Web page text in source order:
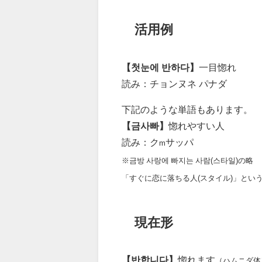
活用例
【첫눈에 반하다】 一目惚れ
読み：チョンヌネ パナダ
下記のような単語もあります。
【금사빠】惚れやすい人
読み：ク mサッパ
※금방 사랑에 빠지는 사람(스타일)の略
「すぐに恋に落ちる人(スタイル)」とい
現在形
【반합니다】惚れます